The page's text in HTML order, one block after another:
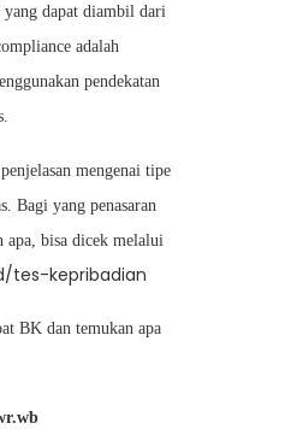
dapat diambil dari
adalah
pendekatan
mengenai tipe
Bagi yang penasaran
apa, bisa dicek melalui
tes-kepribadian
BK dan temukan apa